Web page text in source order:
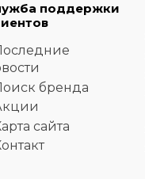
поддержки
бренда
сайта